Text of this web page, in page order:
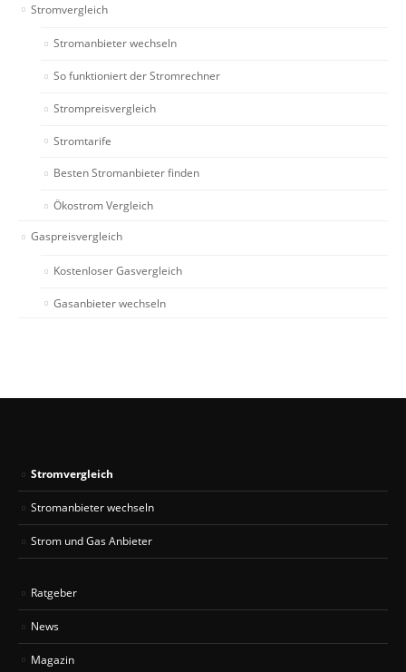
Stromvergleich
Stromanbieter wechseln
So funktioniert der Stromrechner
Strompreisvergleich
Stromtarife
Besten Stromanbieter finden
Ökostrom Vergleich
Gaspreisvergleich
Kostenloser Gasvergleich
Gasanbieter wechseln
Stromvergleich
Stromanbieter wechseln
Strom und Gas Anbieter
Ratgeber
News
Magazin